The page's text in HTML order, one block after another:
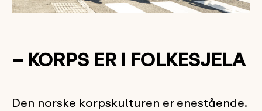
– KORPS ER I FOLKESJELA
Den norske korpskulturen er enestående.